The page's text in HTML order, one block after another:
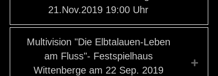
21.Nov.2019 19:00 Uhr
Multivision "Die Elbtalauen-Leben
am Fluss"- Festspielhaus
Wittenberge am 22 Sep. 2019